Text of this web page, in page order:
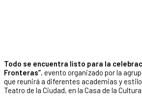
Todo se encuentra listo para la
Fronteras”, evento organizado por la
que reunirá a diferentes academias y
Teatro de la Ciudad, en la Casa de la Cultura.